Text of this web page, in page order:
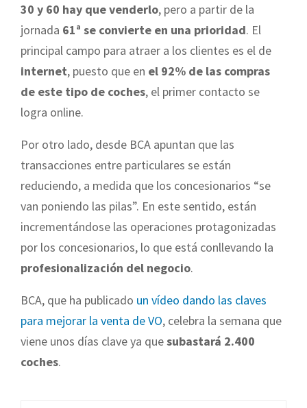
30 y 60 hay que venderlo, pero a partir de la
jornada 61ª se convierte en una prioridad. El
principal campo para atraer a los clientes es el de
internet, puesto que en el 92% de las compras
de este tipo de coches, el primer contacto se
logra online.
Por otro lado, desde BCA apuntan que las
transacciones entre particulares se están
reduciendo, a medida que los concesionarios “se
van poniendo las pilas”. En este sentido, están
incrementándose las operaciones protagonizadas
por los concesionarios, lo que está conllevando la
profesionalización del negocio.
BCA, que ha publicado un vídeo dando las claves
para mejorar la venta de VO, celebra la semana que
viene unos días clave ya quesubastará 2.400
coches.